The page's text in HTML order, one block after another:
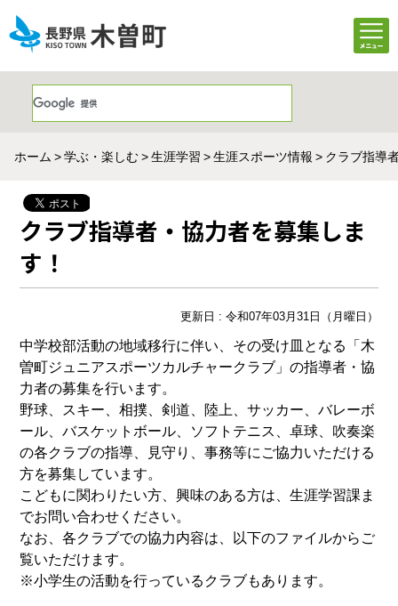
ホーム 学ぶ・楽しむ 生涯学習 生涯スポーツ情報 クラブ指導
クラブ指導者・協力者を募集しま
す！
更新日 : 令和07年03月31日（月曜日）
中学校部活動の地域移行に伴い、その受け皿となる「木
曽町ジュニアスポーツカルチャークラブ」の指導者・協
力者の募集を行います。
野球、スキー、相撲、剣道、陸上、サッカー、バレーボ
ール、バスケットボール、ソフトテニス、卓球、吹奏楽
の各クラブの指導、見守り、事務等にご協力いただける
方を募集しています。
こどもに関わりたい方、興味のある方は、生涯学習課ま
でお問い合わせください。
なお、各クラブでの協力内容は、以下のファイルからご
覧いただけます。
※小学生の活動を行っているクラブもあります。